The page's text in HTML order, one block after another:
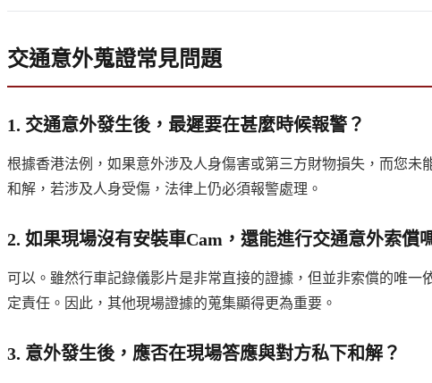
交通意外蒐證常見問題
1. 交通意外發生後，最遲要在甚麼時候報警？
根據香港法例，如果意外涉及人身傷害或第三方財物損失，而您
和解，若涉及人身受傷，法律上仍必須報警處理。
2. 如果現場沒有安裝車Cam，還能進行交通意外索償
可以。雖然行車記錄儀影片是非常直接的證據，但並非索償的唯
定責任。因此，其他現場證據的蒐集顯得更為重要。
3. 意外發生後，應否在現場答應與對方私下和解？